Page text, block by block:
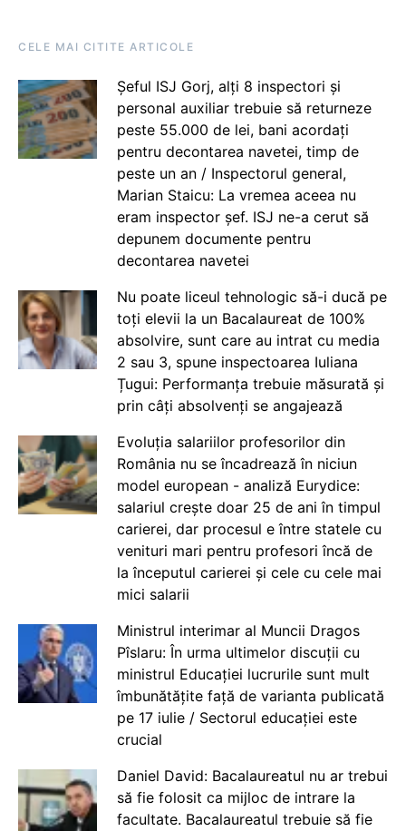
CELE MAI CITITE ARTICOLE
Șeful ISJ Gorj, alți 8 inspectori și
personal auxiliar trebuie să returneze
peste 55.000 de lei, bani acordați
pentru decontarea navetei, timp de
peste un an / Inspectorul general,
Marian Staicu: La vremea aceea nu
eram inspector șef. ISJ ne-a cerut să
depunem documente pentru
decontarea navetei
Nu poate liceul tehnologic să-i ducă pe
toți elevii la un Bacalaureat de 100%
absolvire, sunt care au intrat cu media
2 sau 3, spune inspectoarea Iuliana
Țugui: Performanța trebuie măsurată și
prin câți absolvenți se angajează
Evoluția salariilor profesorilor din
România nu se încadrează în niciun
model european - analiză Eurydice:
salariul crește doar 25 de ani în timpul
carierei, dar procesul e între statele cu
venituri mari pentru profesori încă de
la începutul carierei și cele cu cele mai
mici salarii
Ministrul interimar al Muncii Dragos
Pîslaru: În urma ultimelor discuții cu
ministrul Educației lucrurile sunt mult
îmbunătățite față de varianta publicată
pe 17 iulie / Sectorul educației este
crucial
Daniel David: Bacalaureatul nu ar trebui
să fie folosit ca mijloc de intrare la
facultate. Bacalaureatul trebuie să fie